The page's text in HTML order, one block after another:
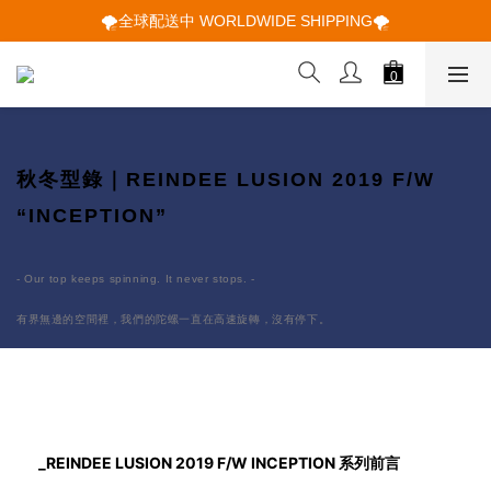
🌪️全球配送中 WORLDWIDE SHIPPING🌪️
🌪️全球配送中 WORLDWIDE SHIPPING🌪️
🕋 𝙐𝙋 𝙏𝙊 𝟮𝟬% 𝙊𝙁𝙁 "立即領取折扣
🌪️全球配送中 WORLDWIDE SHIPPING🌪️
秋冬型錄｜REINDEE LUSION 2019 F/W
“INCEPTION”
- Our top keeps spinning. It never stops. -
有界無邊的空間裡，我們的陀螺一直在高速旋轉，沒有停下。
_REINDEE LUSION 2019 F/W INCEPTION 系列前言